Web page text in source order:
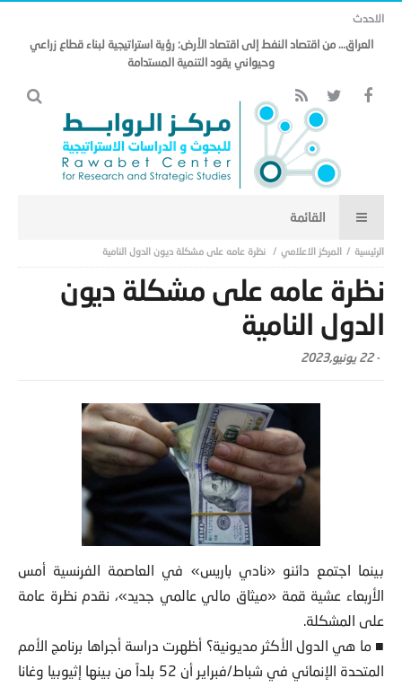
الاحدث
العراق… من اقتصاد النفط إلى اقتصاد الأرض: رؤية استراتيجية لبناء قطاع زراعي
وحيواني يقود التنمية المستدامة
المركز الاعلامي نظرة عامه على مشكلة ديون الدول النامية
نظرة عامه على مشكلة ديون
الدول النامية
-22 يونيو,2023
بينما اجتمع دائنو «نادي باريس» في العاصمة الفرنسية أمس
الأربعاء عشية قمة «ميثاق مالي عالمي جديد»، نقدم نظرة عامة
على المشكلة.
■ ما هي الدول الأكثر مديونية؟ أظهرت دراسة أجراها برنامج الأمم
المتحدة الإنمائي في شباط/فبراير أن 52 بلداً من بينها إثيوبيا وغانا